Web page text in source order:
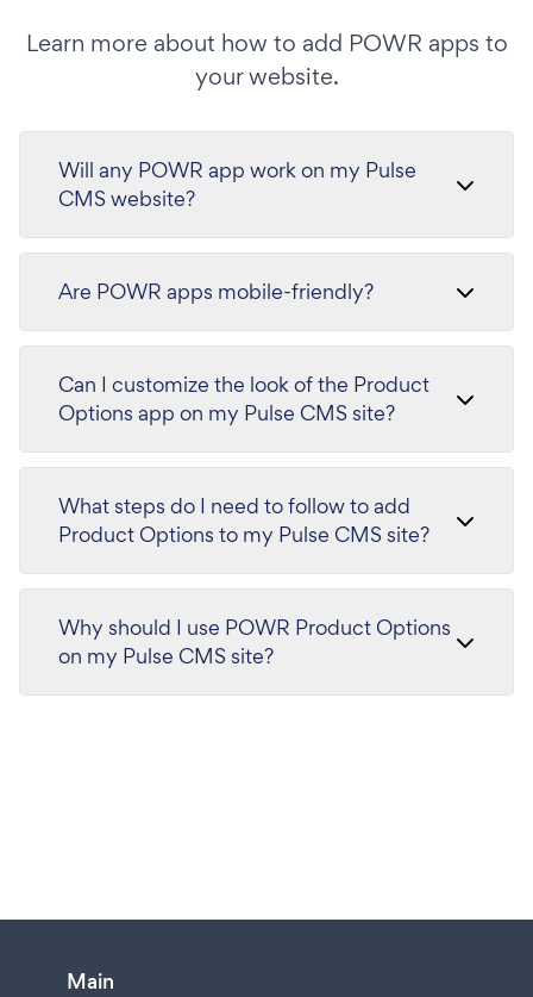
Learn more about how to add POWR apps to
your website.
Will any POWR app work on my Pulse
CMS website?
Are POWR apps mobile-friendly?
Can I customize the look of the Product
Options app on my Pulse CMS site?
What steps do I need to follow to add
Product Options to my Pulse CMS site?
Why should I use POWR Product Options
on my Pulse CMS site?
Main